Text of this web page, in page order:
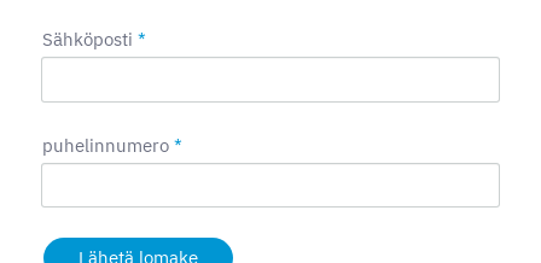
Sähköposti *
puhelinnumero *
Lähetä lomake